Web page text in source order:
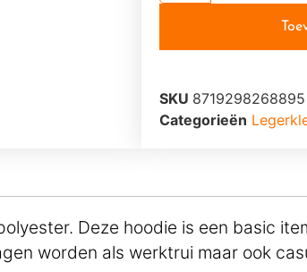
SKU 8719298268895
Categorieën
Deze hoodie is een basic
worden als werktrui maar ook